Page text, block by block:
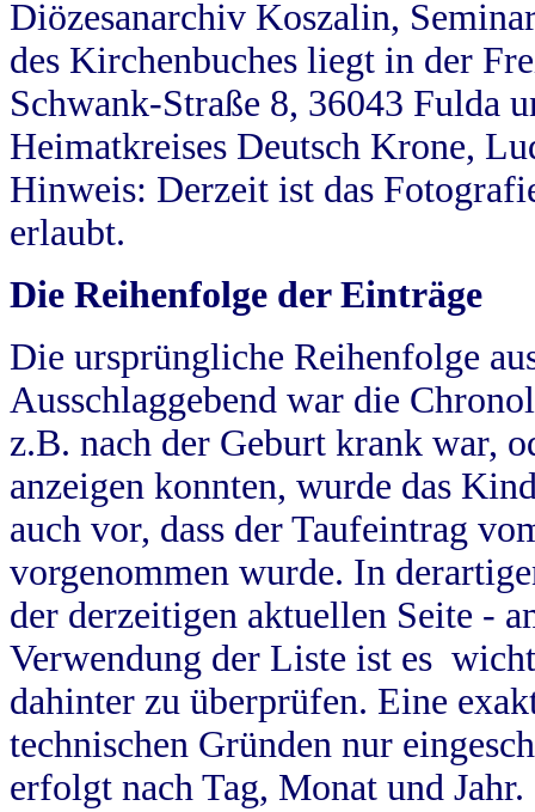
Diözesanarchiv Koszalin,
des Kirchenbuches liegt in der
Schwank-Straße 8, 36043 Fulda
Heimatkreises Deutsch Krone,
Hinweis: Derzeit ist das
erlaubt.
Die Reihenfolge der Einträge
Die ursprüngliche Reihenfolge
Ausschlaggebend war die
z.B. nach der Geburt krank war,
anzeigen konnten, wurde das
auch vor, dass der Taufeintrag
vorgenommen wurde. In
der derzeitigen aktuellen Seite -
Verwendung der Liste ist es
dahinter zu überprüfen. Eine
technischen Gründen nur
erfolgt nach Tag, Monat und Jahr.